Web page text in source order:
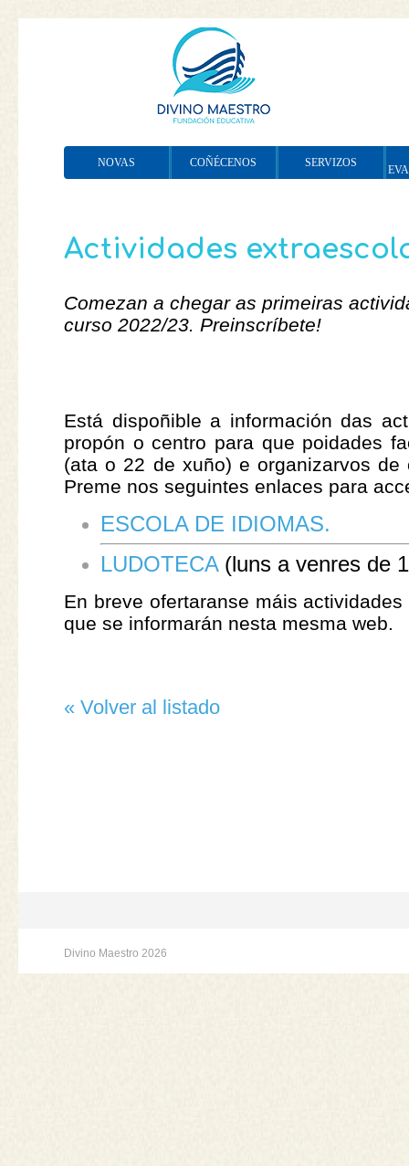
NOVAS COÑÉCENOS SERVIZOS
Actividades
Comezan a chegar as primeiras
curso 2022/23. Preinscríbete!
Está dispoñible a información das
propón o centro para que poidades
(ata o 22 de xuño) e organizarvos
Preme nos seguintes enlaces para
ESCOLA DE IDIOMAS.
LUDOTECA(luns a venres de
En breve ofertaranse máis
que se informarán nesta mesma web.
« Volver al listado
Divino Maestro 2026